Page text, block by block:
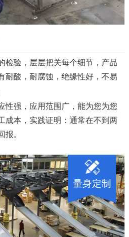
检验，层层把关每个细节，产品
耐酸，耐腐蚀，绝缘性好，不易
性强，应用范围广，能为您为您
成本，实践证明：通常在不到两
报。
量身定制